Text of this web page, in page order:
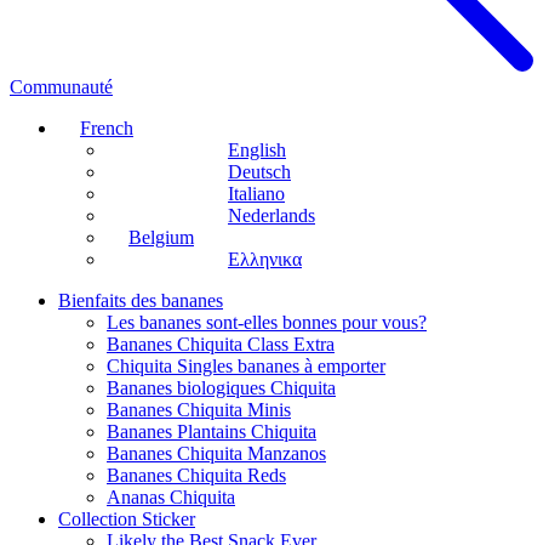
Communauté
French
English
Deutsch
Italiano
Nederlands
Belgium
Ελληνικα
Bienfaits des bananes
Les bananes sont-elles bonnes pour vous?
Bananes Chiquita Class Extra
Chiquita Singles bananes à emporter
Bananes biologiques Chiquita
Bananes Chiquita Minis
Bananes Plantains Chiquita
Bananes Chiquita Manzanos
Bananes Chiquita Reds
Ananas Chiquita
Collection Sticker
Likely the Best Snack Ever